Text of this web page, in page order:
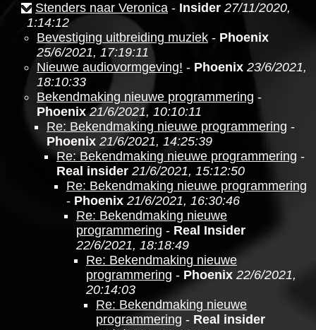
Stenders naar Veronica - Insider 27/11/2020,
1:14:12
Bevestiging uitbreiding muziek - Phoenix
25/6/2021, 17:19:11
Nieuwe audiovormgeving! - Phoenix 23/6/2021,
18:10:33
Bekendmaking nieuwe programmering -
Phoenix 21/6/2021, 10:10:11
Re: Bekendmaking nieuwe programmering -
Phoenix 21/6/2021, 14:25:39
Re: Bekendmaking nieuwe programmering -
Real insider 21/6/2021, 15:12:50
Re: Bekendmaking nieuwe programmering
- Phoenix 21/6/2021, 16:30:46
Re: Bekendmaking nieuwe
programmering - Real Insider
22/6/2021, 18:18:49
Re: Bekendmaking nieuwe
programmering - Phoenix 22/6/2021,
20:14:03
Re: Bekendmaking nieuwe
programmering - Real insider